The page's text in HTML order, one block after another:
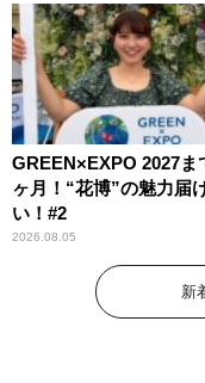
GREEN×EXPO 2027ま
ヶ月！“花博”の魅力届
い！#2
2026.08.05
新